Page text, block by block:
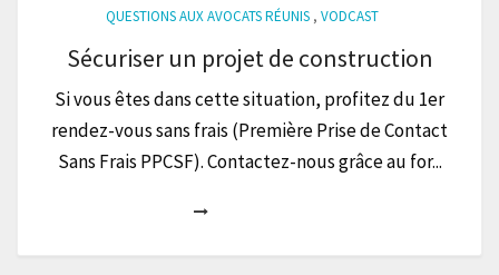
QUESTIONS AUX AVOCATS RÉUNIS, VODCAST
Sécuriser un projet de construction
Si vous êtes dans cette situation, profitez du 1er
rendez-vous sans frais (Première Prise de Contact
Sans Frais PPCSF). Contactez-nous grâce au for...